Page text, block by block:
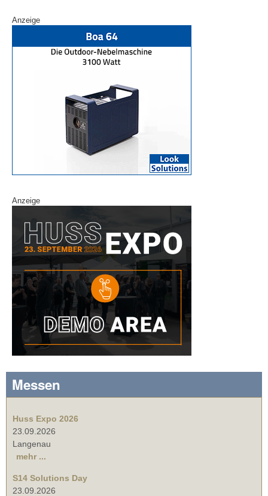
Anzeige
Anzeige
Messen
Huss Expo 2026
23.09.2026
Langenau
mehr ...
S14 Solutions Day
23.09.2026